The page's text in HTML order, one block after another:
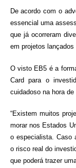
De acordo com o
essencial uma
que já ocorreram
em projetos
O visto EB5 é a
Card para o
cuidadoso na hora de
“Existem muitos
morar nos Estados
o especialista. Caso
o risco real do
que poderá trazer